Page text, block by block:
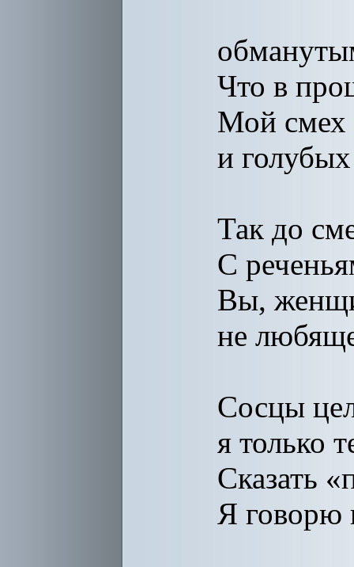
Что в
Мой смех
и
Так до
С
Вы,
не
Сосцы
я только
Сказать
Я говорю